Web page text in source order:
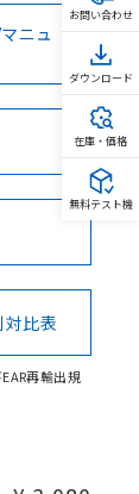
ニュ
比表
再輸出規
お問い合わせ
ダウンロード
在庫・価格
無料テスト機